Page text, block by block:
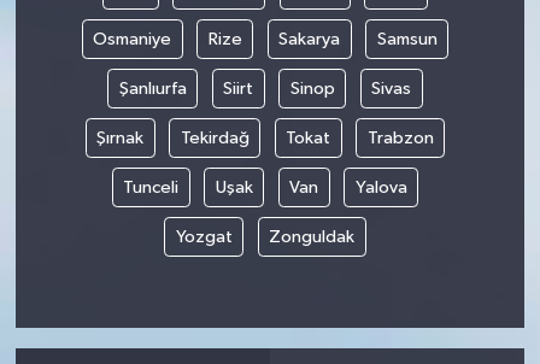
Osmaniye Rize Sakarya Samsun
Şanlıurfa Siirt Sinop Sivas
Şırnak Tekirdağ Tokat Trabzon
Tunceli Uşak Van Yalova
Yozgat Zonguldak